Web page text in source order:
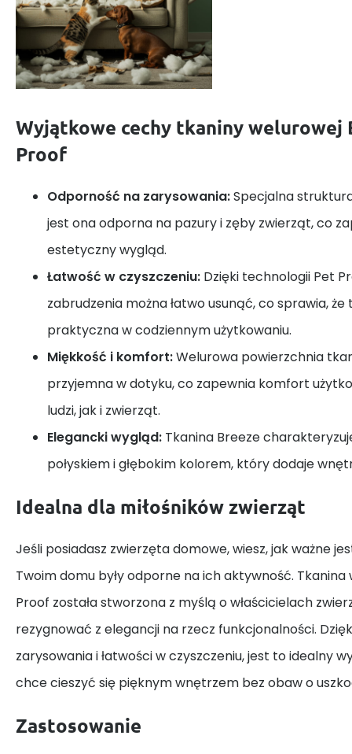
Wyjątkowe cechy tkaniny welurowej
Proof
Odporność na zarysowania:Specjalna
jest ona odporna na pazury i zęby zwierząt, co
estetyczny wygląd.
Łatwość w czyszczeniu: Dzięki technologii Pet
zabrudzenia można łatwo usunąć, co sprawia,
praktyczna w codziennym użytkowaniu.
Miękkość i komfort:Welurowa powierzchnia
przyjemna w dotyku, co zapewnia komfort
ludzi, jak i zwierząt.
Elegancki wygląd: Tkanina Breeze
połyskiem i głębokim kolorem, który dodaje
Idealna dla miłośników zwierząt
Jeśli posiadasz zwierzęta domowe, wiesz, jak ważne
Twoim domu były odporne na ich aktywność.
Proof została stworzona z myślą o właścicielach
rezygnować z elegancji na rzecz funkcjonalności.
zarysowania i łatwości w czyszczeniu, jest to idealny
chce cieszyć się pięknym wnętrzem bez obaw o
Zastosowanie